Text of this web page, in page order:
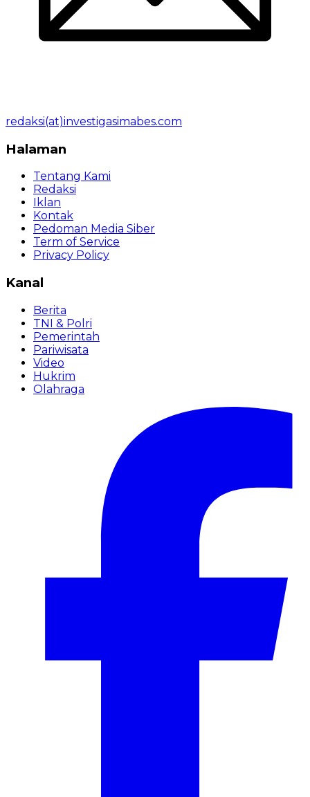
redaksi(at)investigasimabes.com
Halaman
Tentang Kami
Redaksi
Iklan
Kontak
Pedoman Media Siber
Term of Service
Privacy Policy
Kanal
Berita
TNI & Polri
Pemerintah
Pariwisata
Video
Hukrim
Olahraga